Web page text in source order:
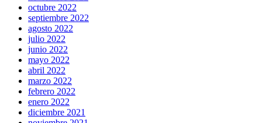
octubre 2022
septiembre 2022
agosto 2022
julio 2022
junio 2022
mayo 2022
abril 2022
marzo 2022
febrero 2022
enero 2022
diciembre 2021